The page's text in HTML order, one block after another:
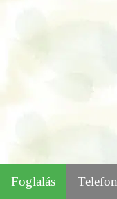
Foglalás Telefon